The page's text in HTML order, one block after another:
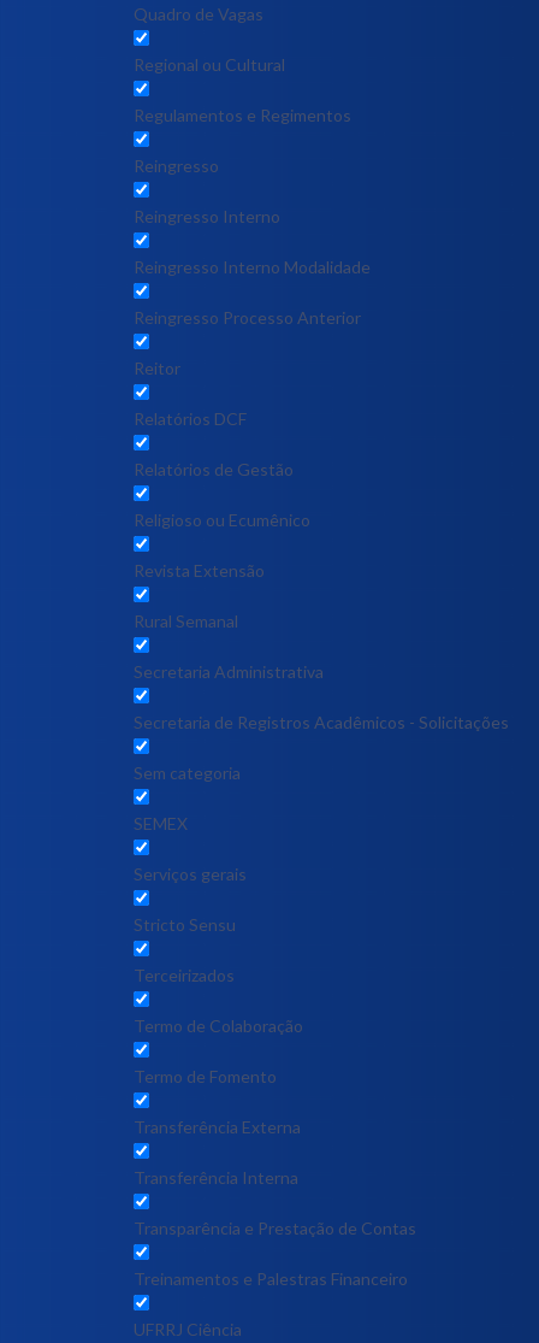
Quadro de Vagas
Regional ou Cultural
Regulamentos e Regimentos
Reingresso
Reingresso Interno
Reingresso Interno Modalidade
Reingresso Processo Anterior
Reitor
Relatórios DCF
Relatórios de Gestão
Religioso ou Ecumênico
Revista Extensão
Rural Semanal
Secretaria Administrativa
Secretaria de Registros Acadêmicos - Solicitações
Sem categoria
SEMEX
Serviços gerais
Stricto Sensu
Terceirizados
Termo de Colaboração
Termo de Fomento
Transferência Externa
Transferência Interna
Transparência e Prestação de Contas
Treinamentos e Palestras Financeiro
UFRRJ Ciência